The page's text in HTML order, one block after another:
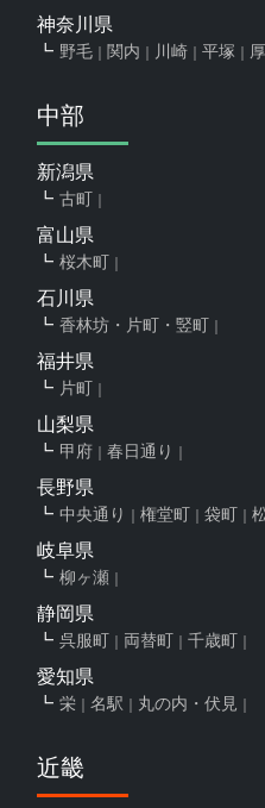
神奈川県
野毛 関内 川崎 平塚
中部
新潟県
古町
富山県
桜木町
石川県
香林坊・片町・竪町
福井県
片町
山梨県
甲府 春日通り
長野県
中央通り 権堂町 袋町
岐阜県
柳ヶ瀬
静岡県
呉服町 両替町 千歳町
愛知県
栄 名駅 丸の内・伏見
近畿